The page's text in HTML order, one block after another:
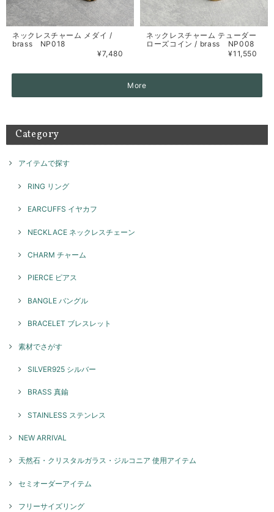
ネックレスチャーム メダイ /
brass NP018
¥7,480
ネックレスチャーム テューダー
ローズコイン / brass NP008
¥11,550
More
Category
アイテムで探す
RING リング
EARCUFFS イヤカフ
NECKLACE ネックレスチェーン
CHARM チャーム
PIERCE ピアス
BANGLE バングル
BRACELET ブレスレット
素材でさがす
SILVER925 シルバー
BRASS 真鍮
STAINLESS ステンレス
NEW ARRIVAL
天然石・クリスタルガラス・ジルコニア 使用アイテム
セミオーダーアイテム
フリーサイズリング